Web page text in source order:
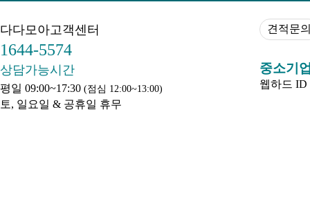
다다모아고객센터
1644-5574
상담가능시간
평일 09:00~17:30 (점심 12:00~13:00)
토, 일요일 & 공휴일 휴무
견적문
중소기
웹하드 ID